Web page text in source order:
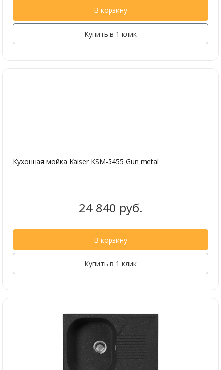
В корзину
Купить в 1 клик
Кухонная мойка Kaiser KSM-5455 Gun metal
24 840 руб.
В корзину
Купить в 1 клик